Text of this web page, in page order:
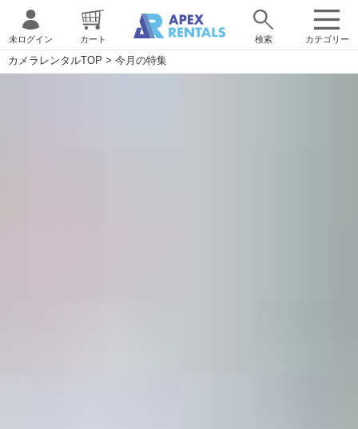
カテゴリー
未ログイン カート 検索
カメラレンタルTOP > 今月の特集